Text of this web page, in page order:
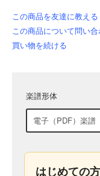
この商品を友達に教える
この商品について問い合
買い物を続ける
楽譜形体
はじめての